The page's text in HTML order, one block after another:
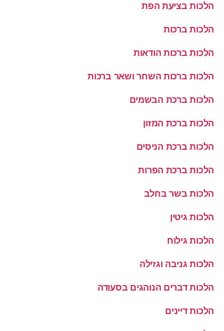
הלכות בציעת הפת
הלכות ברכות
הלכות ברכות הודאות
הלכות ברכות השחר ושאר ברכות
הלכות ברכת הבשמים
הלכות ברכת המזון
הלכות ברכת הניסים
הלכות ברכת הפרות
הלכות בשר בחלב
הלכות גיטין
הלכות גילוח
הלכות גניבה וגזילה
הלכות דברים הנוהגים בסעודה
הלכות דיינים